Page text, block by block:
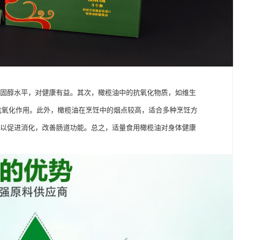
醇水平，对健康有益。其次，橄榄油中的抗氧化物质，如维生
化作用。此外，橄榄油在烹饪中的烟点较高，适合多种烹饪方
促进消化，改善肠道功能。总之，适量食用橄榄油对身体健康